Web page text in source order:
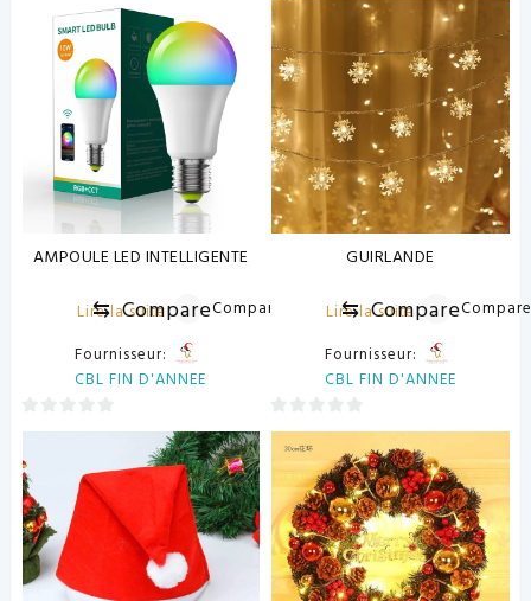
AMPOULE LED INTELLIGENTE
Lire la suite
⇆ CompareCompare
Fournisseur:
CBL FIN D'ANNEE
0
5
GUIRLANDE
Lire la suite
⇆ Compare
Fournisseur:
CBL FIN D'ANNEE
0
sur